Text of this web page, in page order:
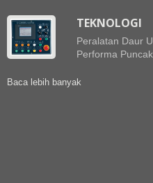
TEKNOLOGI
Peralatan Daur
Performa Puncak
Baca lebih banyak